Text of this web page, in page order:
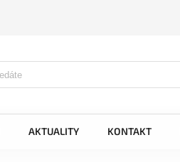
AKTUALITY KONTAKT